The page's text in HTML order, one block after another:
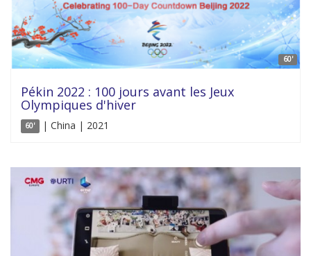
60'
Pékin 2022 : 100 jours avant les Jeux
Olympiques d'hiver
60' | China | 2021